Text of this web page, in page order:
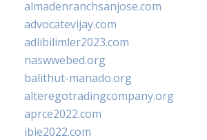
almadenranchsanjose.com
advocatevijay.com
adlibilimler2023.com
naswwebed.org
balithut-manado.org
alteregotradingcompany.org
aprce2022.com
ibie2022.com